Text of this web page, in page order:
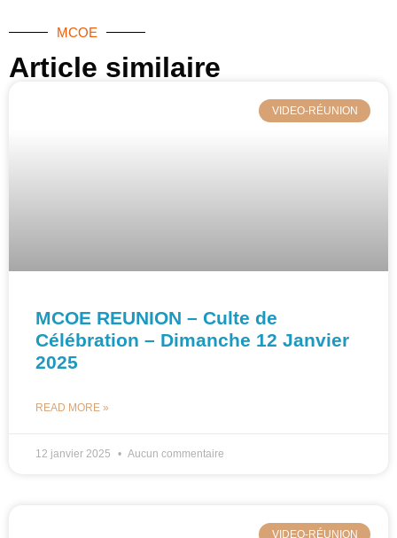
MCOE
Article similaire​
VIDEO-RÉUNION
MCOE REUNION – Culte de
Célébration – Dimanche 12 Janvier
2025
READ MORE »
12 janvier 2025 Aucun commentaire
VIDEO-RÉUNION